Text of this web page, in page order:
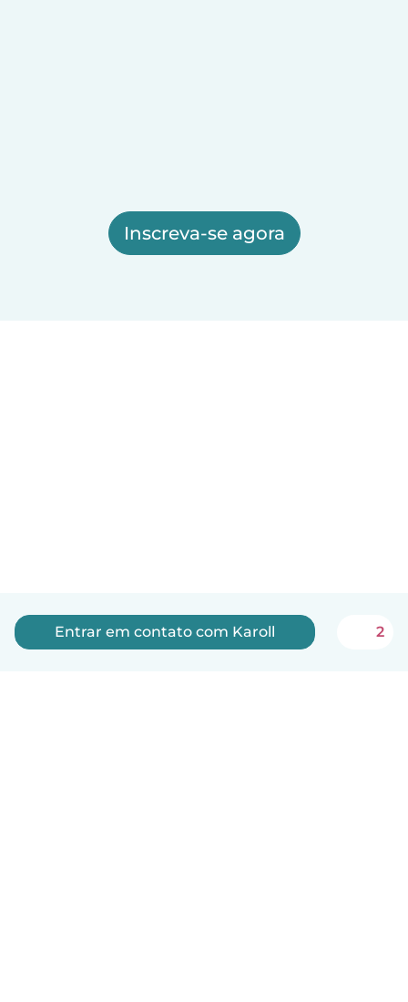
Inscreva-se agora
Entrar em contato com Karoll 2